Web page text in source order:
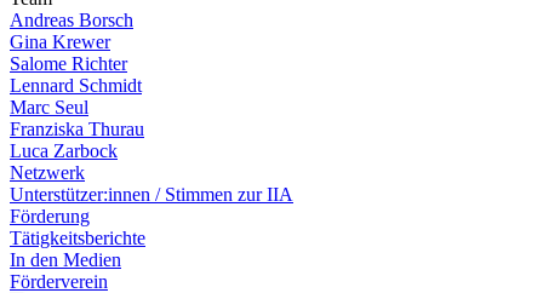
Andreas Borsch
Gina Krewer
Salome Richter
Lennard Schmidt
Marc Seul
Franziska Thurau
Luca Zarbock
Netzwerk
Unterstützer:innen / Stimmen zur IIA
Förderung
Tätigkeitsberichte
In den Medien
Förderverein